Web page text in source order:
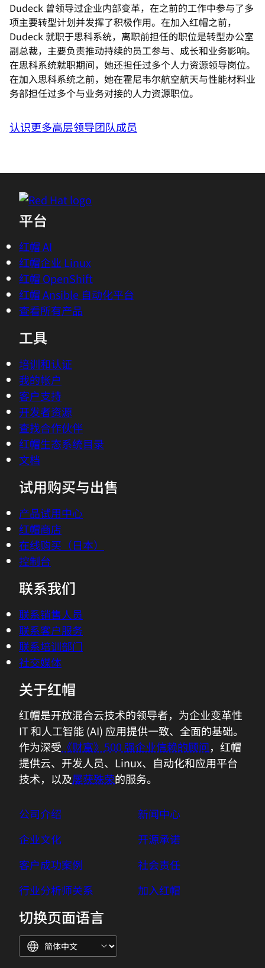
Dudeck 曾领导过企业内部变革，在之前的工作中参与了多
项主要转型计划并发挥了积极作用。在加入红帽之前，
Dudeck 就职于思科系统，离职前担任的职位是转型办公室
副总裁，主要负责推动持续的员工参与、成长和业务影响。
在思科系统就职期间，她还担任过多个人力资源领导岗位。
在加入思科系统之前，她在霍尼韦尔航空航天与性能材料业
务部担任过多个与业务对接的人力资源职位。
认识更多高层领导团队成员
平台
红帽 AI
红帽企业 Linux
红帽 OpenShift
红帽 Ansible 自动化平台
查看所有产品
工具
培训和认证
我的帐户
客户支持
开发者资源
查找合作伙伴
红帽生态系统目录
文档
试用购买与出售
产品试用中心
红帽商店
在线购买（日本）
控制台
联系我们
联系销售人员
联系客户服务
联系培训部门
社交媒体
关于红帽
红帽是开放混合云技术的领导者，为企业变革性
IT 和人工智能 (AI) 应用提供一致、全面的基础。
作为深受 《财富》500 强企业信赖的顾问，红帽
提供云、开发人员、Linux、自动化和应用平台
技术，以及屡获殊荣的服务。
公司介绍
企业文化
客户成功案例
行业分析师关系
新闻中心
开源承诺
社会责任
加入红帽
切换页面语言